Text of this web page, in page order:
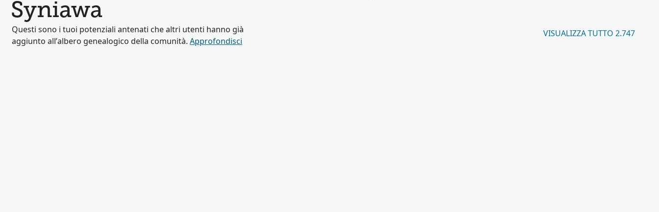
Syniawa
Questi sono i tuoi potenziali antenati che altri utenti hanno già
aggiunto all’albero genealogico della comunità. Approfondisci
VISUALIZZA TUTTO 2.747